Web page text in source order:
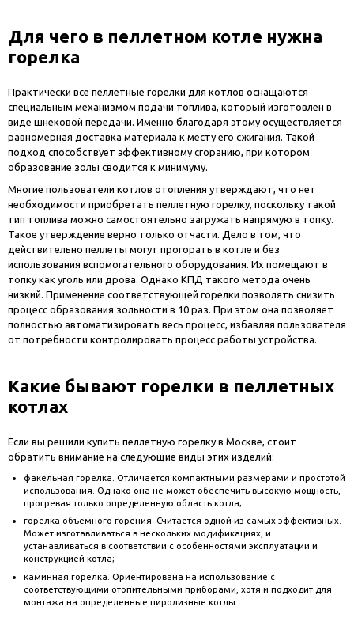
Для чего в пеллетном котле нужна
горелка
Практически все пеллетные горелки для котлов оснащаются
специальным механизмом подачи топлива, который изготовлен в
виде шнековой передачи. Именно благодаря этому осуществляется
равномерная доставка материала к месту его сжигания. Такой
подход способствует эффективному сгоранию, при котором
образование золы сводится к минимуму.
Многие пользователи котлов отопления утверждают, что нет
необходимости приобретать пеллетную горелку, поскольку такой
тип топлива можно самостоятельно загружать напрямую в топку.
Такое утверждение верно только отчасти. Дело в том, что
действительно пеллеты могут прогорать в котле и без
использования вспомогательного оборудования. Их помещают в
топку как уголь или дрова. Однако КПД такого метода очень
низкий. Применение соответствующей горелки позволять снизить
процесс образования зольности в 10 раз. При этом она позволяет
полностью автоматизировать весь процесс, избавляя пользователя
от потребности контролировать процесс работы устройства.
Какие бывают горелки в пеллетных
котлах
Если вы решили купить пеллетную горелку в Москве, стоит
обратить внимание на следующие виды этих изделий:
факельная горелка. Отличается компактными размерами и простотой
использования. Однако она не может обеспечить высокую мощность,
прогревая только определенную область котла;
горелка объемного горения. Считается одной из самых эффективных.
Может изготавливаться в нескольких модификациях, и
устанавливаться в соответствии с особенностями эксплуатации и
конструкцией котла;
каминная горелка. Ориентирована на использование с
соответствующими отопительными приборами, хотя и подходит для
монтажа на определенные пиролизные котлы.